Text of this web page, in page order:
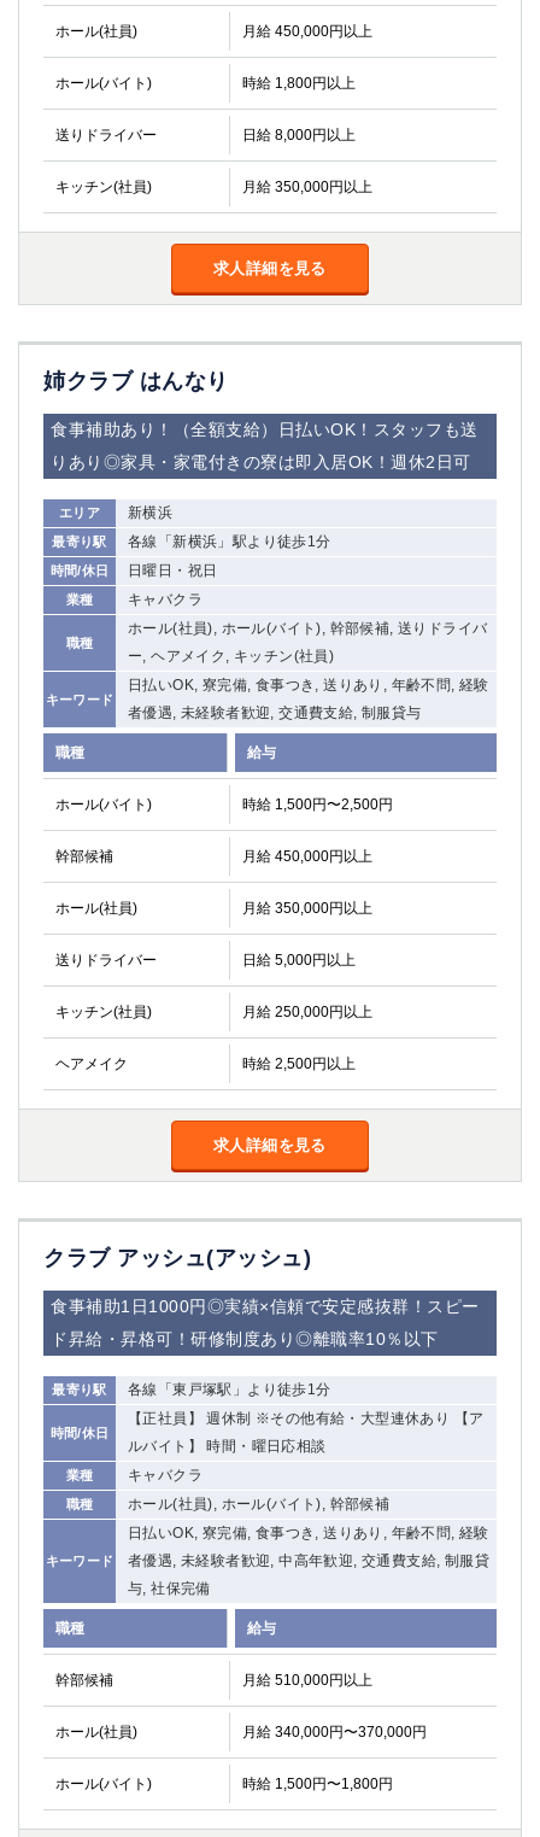
ホール(社員) 月給 450,000円以上
ホール(バイト) 時給 1,800円以上
送りドライバー 日給 8,000円以上
キッチン(社員) 月給 350,000円以上
求人詳細を見る
姉クラブ はんなり
食事補助あり！（全額支給）日払いOK！スタッフも送
りあり◎家具・家電付きの寮は即入居OK！週休2日可
エリア 新横浜
最寄り駅 各線「新横浜」駅より徒歩1分
時間/休日 日曜日・祝日
業種 キャバクラ
職種
ホール(社員), ホール(バイト), 幹部候補, 送りドライバ
ー, ヘアメイク, キッチン(社員)
キーワード
日払いOK, 寮完備, 食事つき, 送りあり, 年齢不問, 経験
者優遇, 未経験者歓迎, 交通費支給, 制服貸与
職種 給与
ホール(バイト) 時給 1,500円〜2,500円
幹部候補 月給 450,000円以上
ホール(社員) 月給 350,000円以上
送りドライバー 日給 5,000円以上
キッチン(社員) 月給 250,000円以上
ヘアメイク 時給 2,500円以上
求人詳細を見る
クラブ アッシュ(アッシュ)
食事補助1日1000円◎実績×信頼で安定感抜群！スピー
ド昇給・昇格可！研修制度あり◎離職率10％以下
最寄り駅 各線「東戸塚駅」より徒歩1分
時間/休日
【正社員】 週休制 ※その他有給・大型連休あり 【ア
ルバイト】 時間・曜日応相談
業種 キャバクラ
職種 ホール(社員), ホール(バイト), 幹部候補
キーワード
日払いOK, 寮完備, 食事つき, 送りあり, 年齢不問, 経験
者優遇, 未経験者歓迎, 中高年歓迎, 交通費支給, 制服貸
与, 社保完備
職種 給与
幹部候補 月給 510,000円以上
ホール(社員) 月給 340,000円〜370,000円
ホール(バイト) 時給 1,500円〜1,800円
草加
南浦和
所沢
熊谷
蕨
千葉県
船橋
津田沼
千葉
佐倉
茂原
八千代台
本八幡
東金
浦安
栃木県
宇都宮
小山
東武宇都宮（宇都宮西口）
茨城県
土浦 ひたち野うしく
群馬県
高崎 館林
該当求人 選択した内容で設定